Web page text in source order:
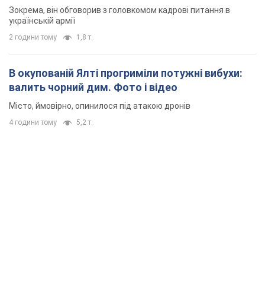
Зокрема, він обговорив з головкомом кадрові питання в
українській армії
2 години тому 1,8 т.
В окупованій Ялті прогриміли потужні вибухи:
валить чорний дим. Фото і відео
Місто, ймовірно, опинилося під атакою дронів
4 години тому 5,2 т.